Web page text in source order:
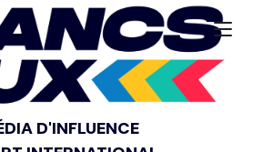
D'INFLUENCE